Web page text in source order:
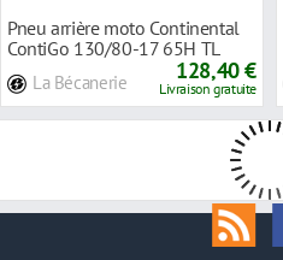
Pneu arrière moto Continental
ContiGo 130/80-17 65H TL
La Bécanerie 128,40 €
Livraison gratuite